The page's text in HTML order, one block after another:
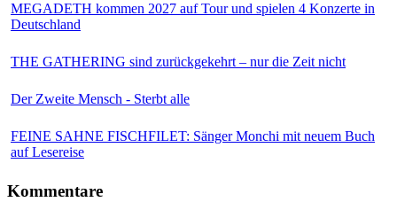
MEGADETH kommen 2027 auf Tour und spielen 4 Konzerte in
Deutschland
THE GATHERING sind zurückgekehrt – nur die Zeit nicht
Der Zweite Mensch - Sterbt alle
FEINE SAHNE FISCHFILET: Sänger Monchi mit neuem Buch
auf Lesereise
Kommentare